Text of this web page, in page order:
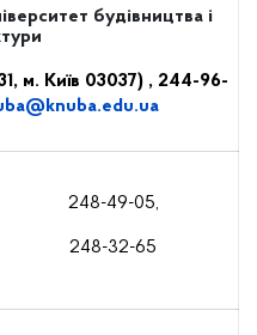
будівництва і
м. Київ 03037) , 244-96-
@knuba.edu.ua
248-49-05,
248-32-65